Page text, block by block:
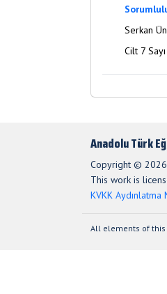
Serkan
Cilt 7
Anadolu Türk
Copyright © 2026
This work is
KVKK Aydınlatma
All elements of this